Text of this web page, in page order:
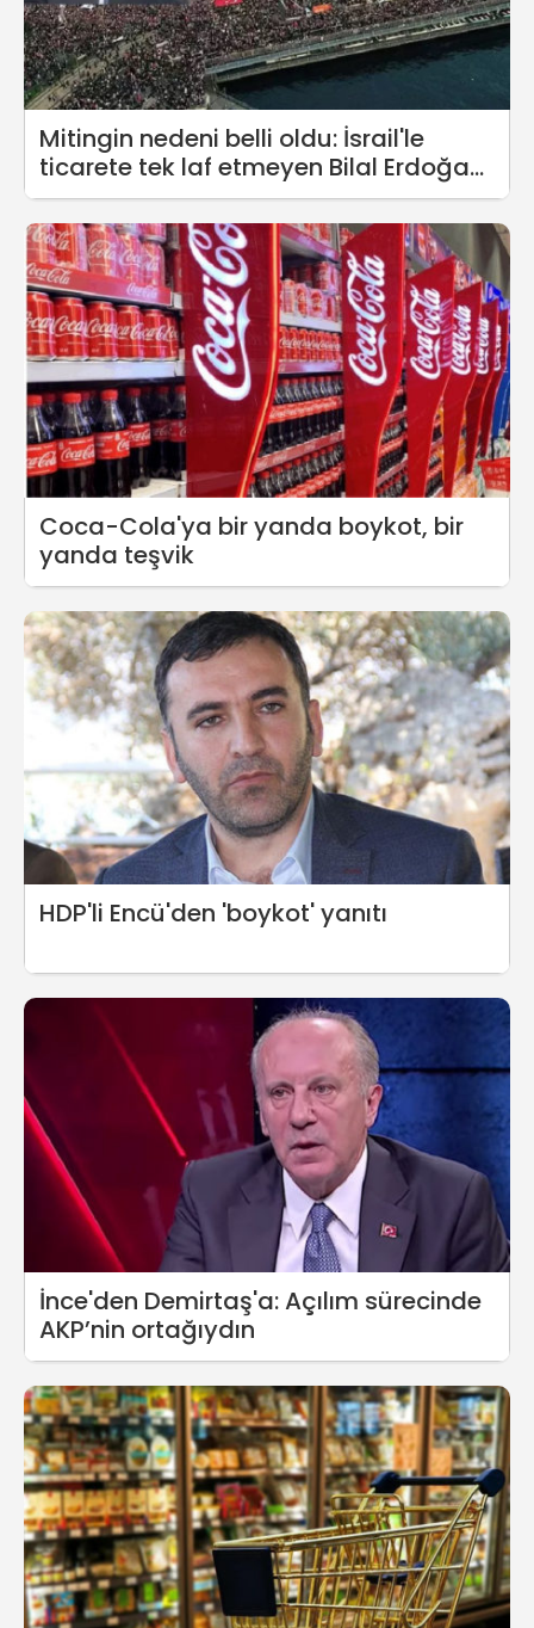
Mitingin nedeni belli oldu: İsrail'le
ticarete tek laf etmeyen Bilal Erdoğan
halkı boykota çağırdı!
Coca-Cola'ya bir yanda boykot, bir
yanda teşvik
HDP'li Encü'den 'boykot' yanıtı
İnce'den Demirtaş'a: Açılım sürecinde
AKP’nin ortağıydın